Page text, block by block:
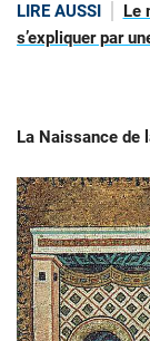
LIRE AUSSI
Le
s’expliquer par
La Naissance de